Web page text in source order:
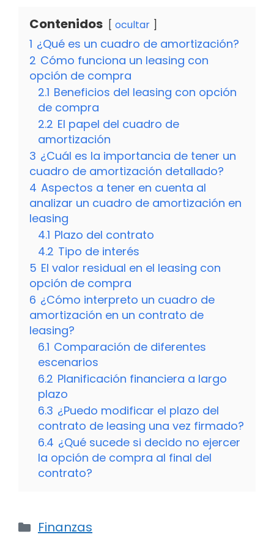
Contenidos ocultar
1 ¿Qué es un cuadro de amortización?
2 Cómo funciona un leasing con
opción de compra
2.1 Beneficios del leasing con opción
de compra
2.2 El papel del cuadro de
amortización
3 ¿Cuál es la importancia de tener un
cuadro de amortización detallado?
4 Aspectos a tener en cuenta al
analizar un cuadro de amortización en
leasing
4.1 Plazo del contrato
4.2 Tipo de interés
5 El valor residual en el leasing con
opción de compra
6 ¿Cómo interpreto un cuadro de
amortización en un contrato de
leasing?
6.1 Comparación de diferentes
escenarios
6.2 Planificación financiera a largo
plazo
6.3 ¿Puedo modificar el plazo del
contrato de leasing una vez firmado?
6.4 ¿Qué sucede si decido no ejercer
la opción de compra al final del
contrato?
Categorías
Finanzas